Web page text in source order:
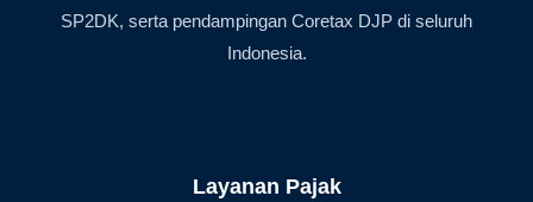
SP2DK, serta pendampingan Coretax DJP di seluruh
Indonesia.
Layanan Pajak